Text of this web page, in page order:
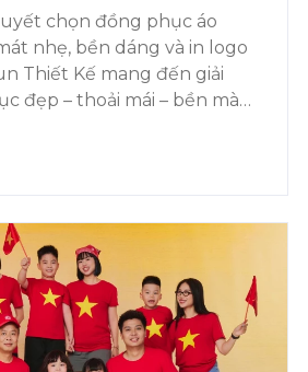
chọn đồng phục áo
nhẹ, bền dáng và in logo
Thiết Kế mang đến giải
đẹp – thoải mái – bền màu